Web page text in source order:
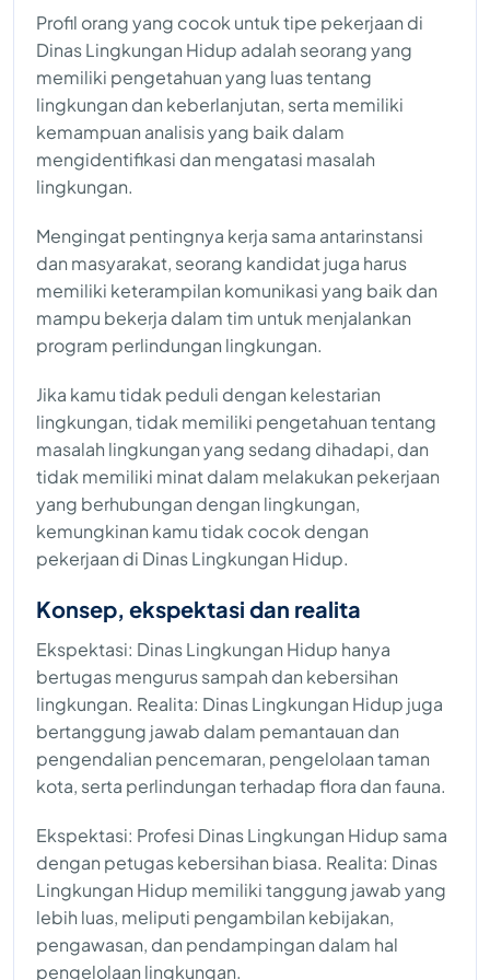
Profil orang yang cocok untuk tipe pekerjaan di
Dinas Lingkungan Hidup adalah seorang yang
memiliki pengetahuan yang luas tentang
lingkungan dan keberlanjutan, serta memiliki
kemampuan analisis yang baik dalam
mengidentifikasi dan mengatasi masalah
lingkungan.
Mengingat pentingnya kerja sama antarinstansi
dan masyarakat, seorang kandidat juga harus
memiliki keterampilan komunikasi yang baik dan
mampu bekerja dalam tim untuk menjalankan
program perlindungan lingkungan.
Jika kamu tidak peduli dengan kelestarian
lingkungan, tidak memiliki pengetahuan tentang
masalah lingkungan yang sedang dihadapi, dan
tidak memiliki minat dalam melakukan pekerjaan
yang berhubungan dengan lingkungan,
kemungkinan kamu tidak cocok dengan
pekerjaan di Dinas Lingkungan Hidup.
Konsep, ekspektasi dan realita
Ekspektasi: Dinas Lingkungan Hidup hanya
bertugas mengurus sampah dan kebersihan
lingkungan. Realita: Dinas Lingkungan Hidup juga
bertanggung jawab dalam pemantauan dan
pengendalian pencemaran, pengelolaan taman
kota, serta perlindungan terhadap flora dan fauna.
Ekspektasi: Profesi Dinas Lingkungan Hidup sama
dengan petugas kebersihan biasa. Realita: Dinas
Lingkungan Hidup memiliki tanggung jawab yang
lebih luas, meliputi pengambilan kebijakan,
pengawasan, dan pendampingan dalam hal
pengelolaan lingkungan.